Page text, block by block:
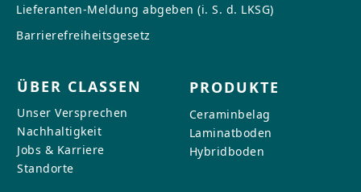
Lieferanten-Meldung abgeben (i. S. d. LKSG)
Barrierefreiheitsgesetz
ÜBER CLASSEN
Unser Versprechen
Nachhaltigkeit
Jobs & Karriere
Standorte
PRODUKTE
Ceraminbelag
Laminatboden
Hybridboden